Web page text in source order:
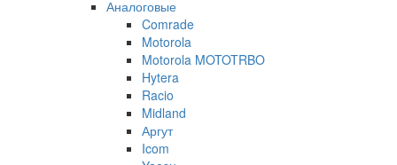
Аналоговые
Comrade
Motorola
Motorola MOTOTRBO
Hytera
Racio
Midland
Аргут
Icom